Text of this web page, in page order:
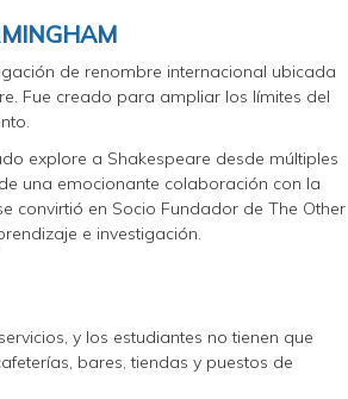
de renombre internacional ubicada
Fue creado para ampliar los límites del
explore a Shakespeare desde múltiples
una emocionante colaboración con la
convirtió en Socio Fundador de The Other
e investigación.
y los estudiantes no tienen que
bares, tiendas y puestos de